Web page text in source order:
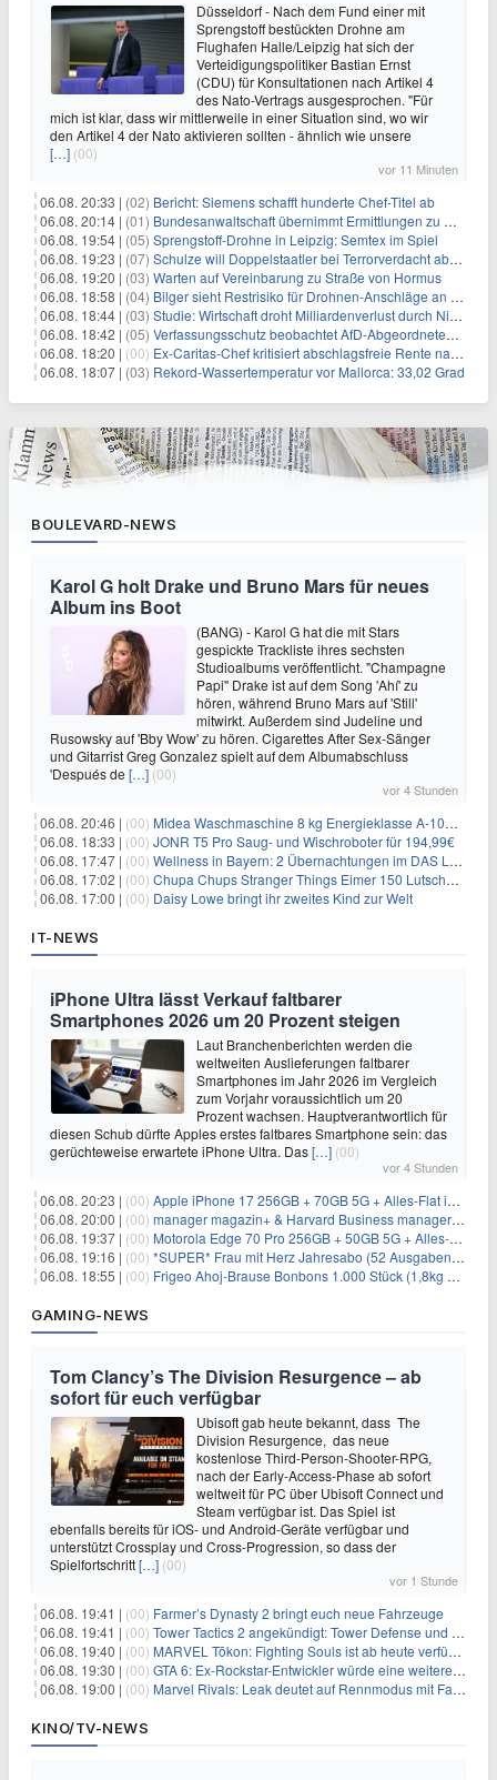
Düsseldorf - Nach dem Fund einer mit
Sprengstoff bestückten Drohne am
Flughafen Halle/Leipzig hat sich der
Verteidigungspolitiker Bastian Ernst
(CDU) für Konsultationen nach Artikel 4
des Nato-Vertrags ausgesprochen. "Für
mich ist klar, dass wir mittlerweile in einer Situation sind, wo wir
den Artikel 4 der Nato aktivieren sollten - ähnlich wie unsere
[…] (00)
vor 11 Minuten
06.08. 20:33 | (02) Bericht: Siemens schafft hunderte Chef-Titel ab
06.08. 20:14 | (01) Bundesanwaltschaft übernimmt Ermittlungen zu Drohnenvorfall
06.08. 19:54 | (05) Sprengstoff-Drohne in Leipzig: Semtex im Spiel
06.08. 19:23 | (07) Schulze will Doppelstaatler bei Terrorverdacht abschieben
06.08. 19:20 | (03) Warten auf Vereinbarung zu Straße von Hormus
06.08. 18:58 | (04) Bilger sieht Restrisiko für Drohnen-Anschläge an Flughäfen
06.08. 18:44 | (03) Studie: Wirtschaft droht Milliardenverlust durch Niedrigwasser
06.08. 18:42 | (05) Verfassungsschutz beobachtet AfD-Abgeordneten Nolte
06.08. 18:20 | (00) Ex-Caritas-Chef kritisiert abschlagsfreie Rente nach 45 Jahren
06.08. 18:07 | (03) Rekord-Wassertemperatur vor Mallorca: 33,02 Grad
BOULEVARD-NEWS
Karol G holt Drake und Bruno Mars für neues
Album ins Boot
(BANG) - Karol G hat die mit Stars
gespickte Trackliste ihres sechsten
Studioalbums veröffentlicht. "Champagne
Papi" Drake ist auf dem Song 'Ahí' zu
hören, während Bruno Mars auf 'Still'
mitwirkt. Außerdem sind Judeline und
Rusowsky auf 'Bby Wow' zu hören. Cigarettes After Sex-Sänger
und Gitarrist Greg Gonzalez spielt auf dem Albumabschluss
'Después de […] (00)
vor 4 Stunden
06.08. 20:46 | (00) Midea Waschmaschine 8 kg Energieklasse A-10% 1400 U/Min für 289,97€
06.08. 18:33 | (00) JONR T5 Pro Saug- und Wischroboter für 194,99€
06.08. 17:47 | (00) Wellness in Bayern: 2 Übernachtungen im DAS LUDWIG Sports Resort inkl. HP + Wellness ab 174€ p.P.
06.08. 17:02 | (00) Chupa Chups Stranger Things Eimer 150 Lutscher für 21,95€
06.08. 17:00 | (00) Daisy Lowe bringt ihr zweites Kind zur Welt
IT-NEWS
iPhone Ultra lässt Verkauf faltbarer
Smartphones 2026 um 20 Prozent steigen
Laut Branchenberichten werden die
weltweiten Auslieferungen faltbarer
Smartphones im Jahr 2026 im Vergleich
zum Vorjahr voraussichtlich um 20
Prozent wachsen. Hauptverantwortlich für
diesen Schub dürfte Apples erstes faltbares Smartphone sein: das
gerüchteweise erwartete iPhone Ultra. Das[…] (00)
vor 4 Stunden
06.08. 20:23 | (00) Apple iPhone 17 256GB + 70GB 5G + Alles-Flat im Vodafone-Netz für 34,99€/Monat – eff. 4,65€/Monat
06.08. 20:00 | (00) manager magazin+ & Harvard Business manager+ Digital-Kombi-Abo 1 Monat kostenlos
06.08. 19:37 | (00) Motorola Edge 70 Pro 256GB + 50GB 5G + Alles-Flat im Vodafone-Netz für 19,99€/Monat – eff. 0,61€/Monat
06.08. 19:16 | (00) *SUPER* Frau mit Herz Jahresabo (52 Ausgaben) für 161,40€ + bis zu 150€ Prämie
06.08. 18:55 | (00) Frigeo Ahoj-Brause Bonbons 1.000 Stück (1,8kg Eimer) für 6,29€
GAMING-NEWS
Tom Clancy’s The Division Resurgence – ab
sofort für euch verfügbar
Ubisoft gab heute bekannt, dass The
Division Resurgence, das neue
kostenlose Third-Person-Shooter-RPG,
nach der Early-Access-Phase ab sofort
weltweit für PC über Ubisoft Connect und
Steam verfügbar ist. Das Spiel ist
ebenfalls bereits für iOS- und Android-Geräte verfügbar und
unterstützt Crossplay und Cross-Progression, so dass der
Spielfortschritt[…] (00)
vor 1 Stunde
06.08. 19:41 | (00) Farmer’s Dynasty 2 bringt euch neue Fahrzeuge
06.08. 19:41 | (00) Tower Tactics 2 angekündigt: Tower Defense und Deckbuilding Kombo kehrt zurück
06.08. 19:40 | (00) MARVEL Tōkon: Fighting Souls ist ab heute verfügbar
06.08. 19:30 | (00) GTA 6: Ex-Rockstar-Entwickler würde eine weitere Verschiebung nicht überraschen
06.08. 19:00 | (00) Marvel Rivals: Leak deutet auf Rennmodus mit Fahrzeugen hin
KINO/TV-NEWS